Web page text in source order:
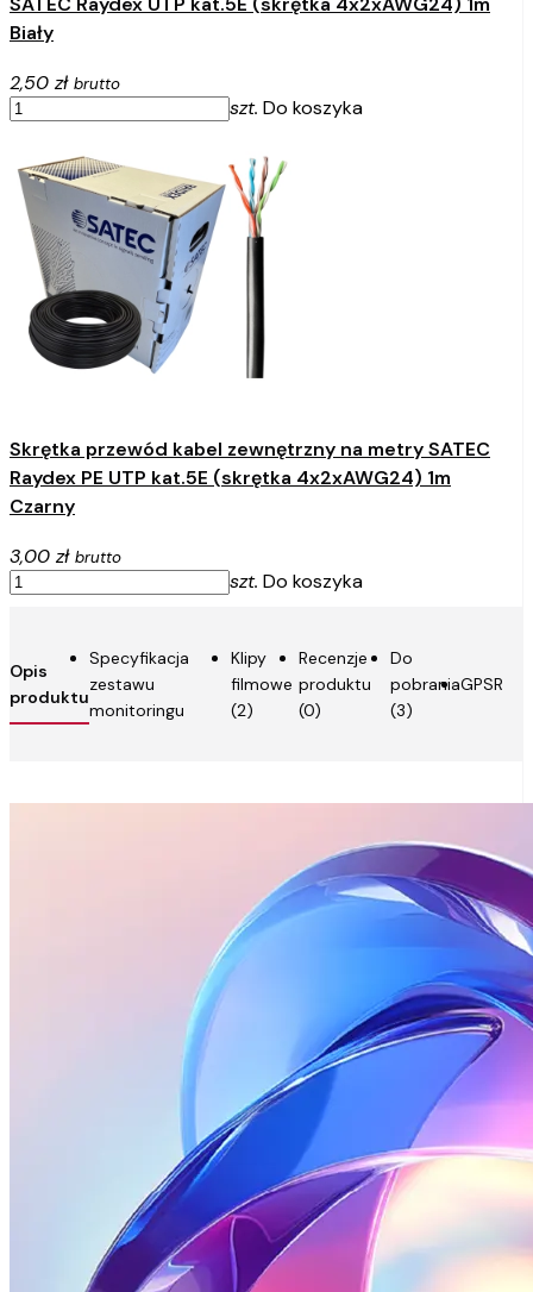
Biały
2,50 zł brutto
szt. Do koszyka
Skrętka przewód kabel zewnętrzny na metry SATEC
Raydex PE UTP kat.5E (skrętka 4x2xAWG24) 1m
Czarny
3,00 zł brutto
szt. Do koszyka
Opis
produktu
Do
pobrania
(3)
Specyfikacja
zestawu
monitoringu
GPSR
Klipy
filmowe
(2)
Recenzje
produktu
(0)